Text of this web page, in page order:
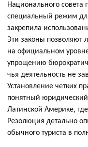
Национального
специальный режим
закрепила
Эти законы позволяют
на официальном
упрощению
чья деятельность не
Установление четких
понятный
Латинской Америке,
Резолюция детально
обычного туриста в